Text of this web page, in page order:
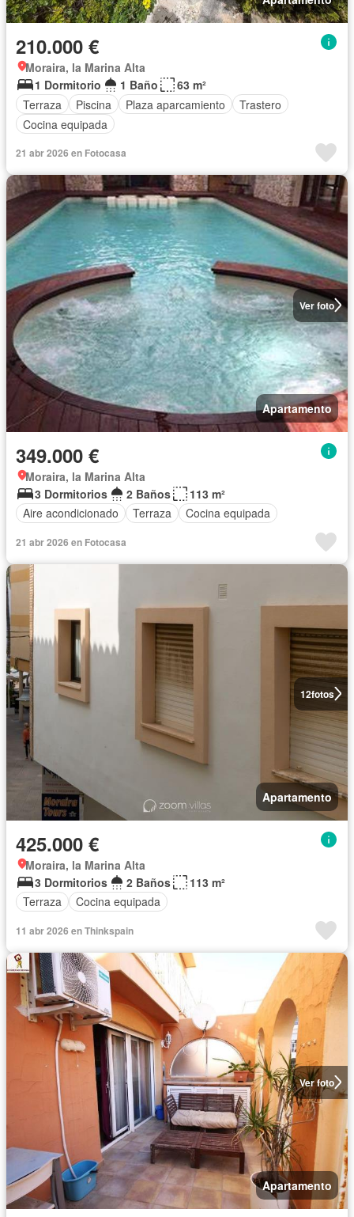
210.000 €
Moraira, la Marina Alta
1 Dormitorio
1 Baño
63 m²
Terraza
Piscina Plaza aparcamiento
Trastero
Cocina equipada
21 abr 2026 en Fotocasa
Ver foto
Apartamento
349.000 €
Moraira, la Marina Alta
3 Dormitorios
2 Baños
113 m²
Aire acondicionado
Terraza Cocina equipada
21 abr 2026 en Fotocasa
12fotos
Apartamento
425.000 €
Moraira, la Marina Alta
3 Dormitorios
2 Baños
113 m²
Terraza
Cocina equipada
11 abr 2026 en Thinkspain
Ver foto
Apartamento